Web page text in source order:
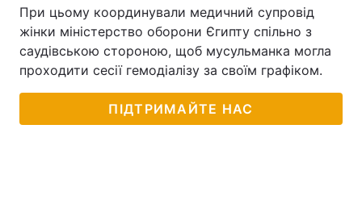
Послуги
При цьому координували медичний супровід
жінки міністерство оборони Єгипту спільно з
саудівською стороною, щоб мусульманка могла
проходити сесії гемодіалізу за своїм графіком.
ПІДТРИМАЙТЕ НАС